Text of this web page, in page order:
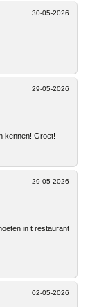
30-05-2026
29-05-2026
kennen! Groet!
29-05-2026
in t restaurant
02-05-2026